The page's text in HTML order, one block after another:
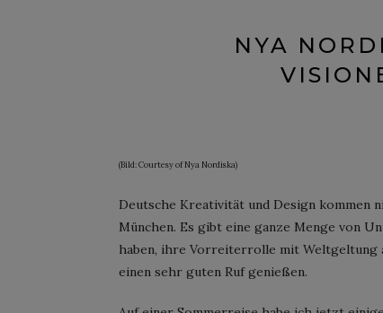
NYA
(Bild: Courtesy of Nya Nordiska)
Deutsche Kreativität und Design kommen
München. Es gibt eine ganze Menge von
haben, ihre Vorreiterrolle mit Weltgeltung
einen sehr guten Ruf genießen.